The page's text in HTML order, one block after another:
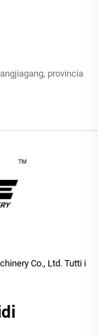
provincia
Co., Ltd. Tutti i